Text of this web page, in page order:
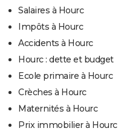
Salaires à Hourc
Impôts à Hourc
Accidents à Hourc
Hourc : dette et budget
Ecole primaire à Hourc
Crèches à Hourc
Maternités à Hourc
Prix immobilier à Hourc